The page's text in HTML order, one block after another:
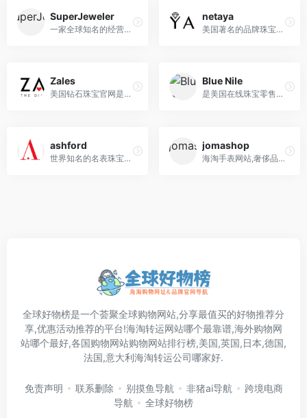
SuperJeweler
一家全球知名的经营各类珠宝首饰的零售商，主要提供从钻石耳环到结婚戒指，翡翠宝石首饰等一系列产品
netaya
美国著名的品牌珠宝首饰折扣网站，打折出售各种材质的戒指、耳环、项链、手链以及婚礼珠宝用品等
Zales
美国钻石珠宝官网是Zales扎莱什品牌美国地区线上指定零售站点,主营Zales扎莱什珠宝钻石品牌全线
Blue Nile
是美国在线珠宝零售商，全球最大的在线珠宝首饰零售商之一
ashford
世界知名的名表珠宝在线商城,售卖70多个国际知名品牌，4000余款货品
jomashop
海淘手表网站,奢侈品的零售和批发贸易，如手表、精美书写工具、手提包、时尚配饰、水晶和礼
全球好物榜是一个荟聚全球购物网站,分享最值买的好物推荐分
享,优惠活动推荐的平台!海淘转运网站哪个最靠谱,海外购物网
站哪个最好,各国购物网站购物网站排行榜,美国,英国,日本,德国,
法国,意大利海淘转运公司哪家好.
免责声明 联系删除 别摸鱼导航 非猪ai导航
跨境电商
导航
全球好物榜